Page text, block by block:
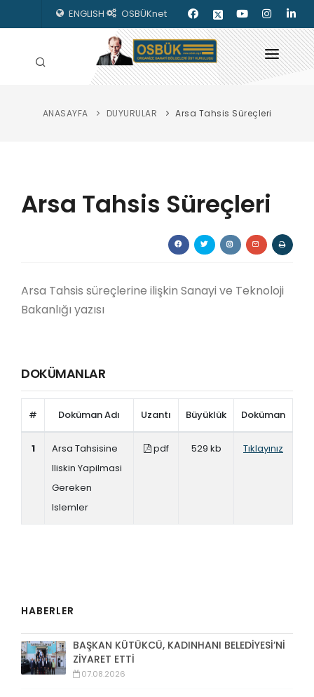
ENGLISH OSBÜKnet
HAKKIMIZDA
KILAVUZLAR
İLETİŞİM
ANASAYFA DUYURULAR Arsa Tahsis Süreçleri
Arsa Tahsis Süreçleri
Arsa Tahsis süreçlerine ilişkin Sanayi ve Teknoloji
Bakanlığı yazısı
DOKÜMANLAR
# Doküman Adı Uzantı Büyüklük Doküman
1
Arsa Tahsisine
Iliskin Yapilmasi
Gereken
Islemler
pdf 529 kb Tıklayınız
HABERLER
BAŞKAN KÜTÜKCÜ, KADINHANI BELEDİYESİ’Nİ
ZİYARET ETTİ
07.08.2026